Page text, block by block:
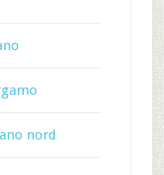
nord